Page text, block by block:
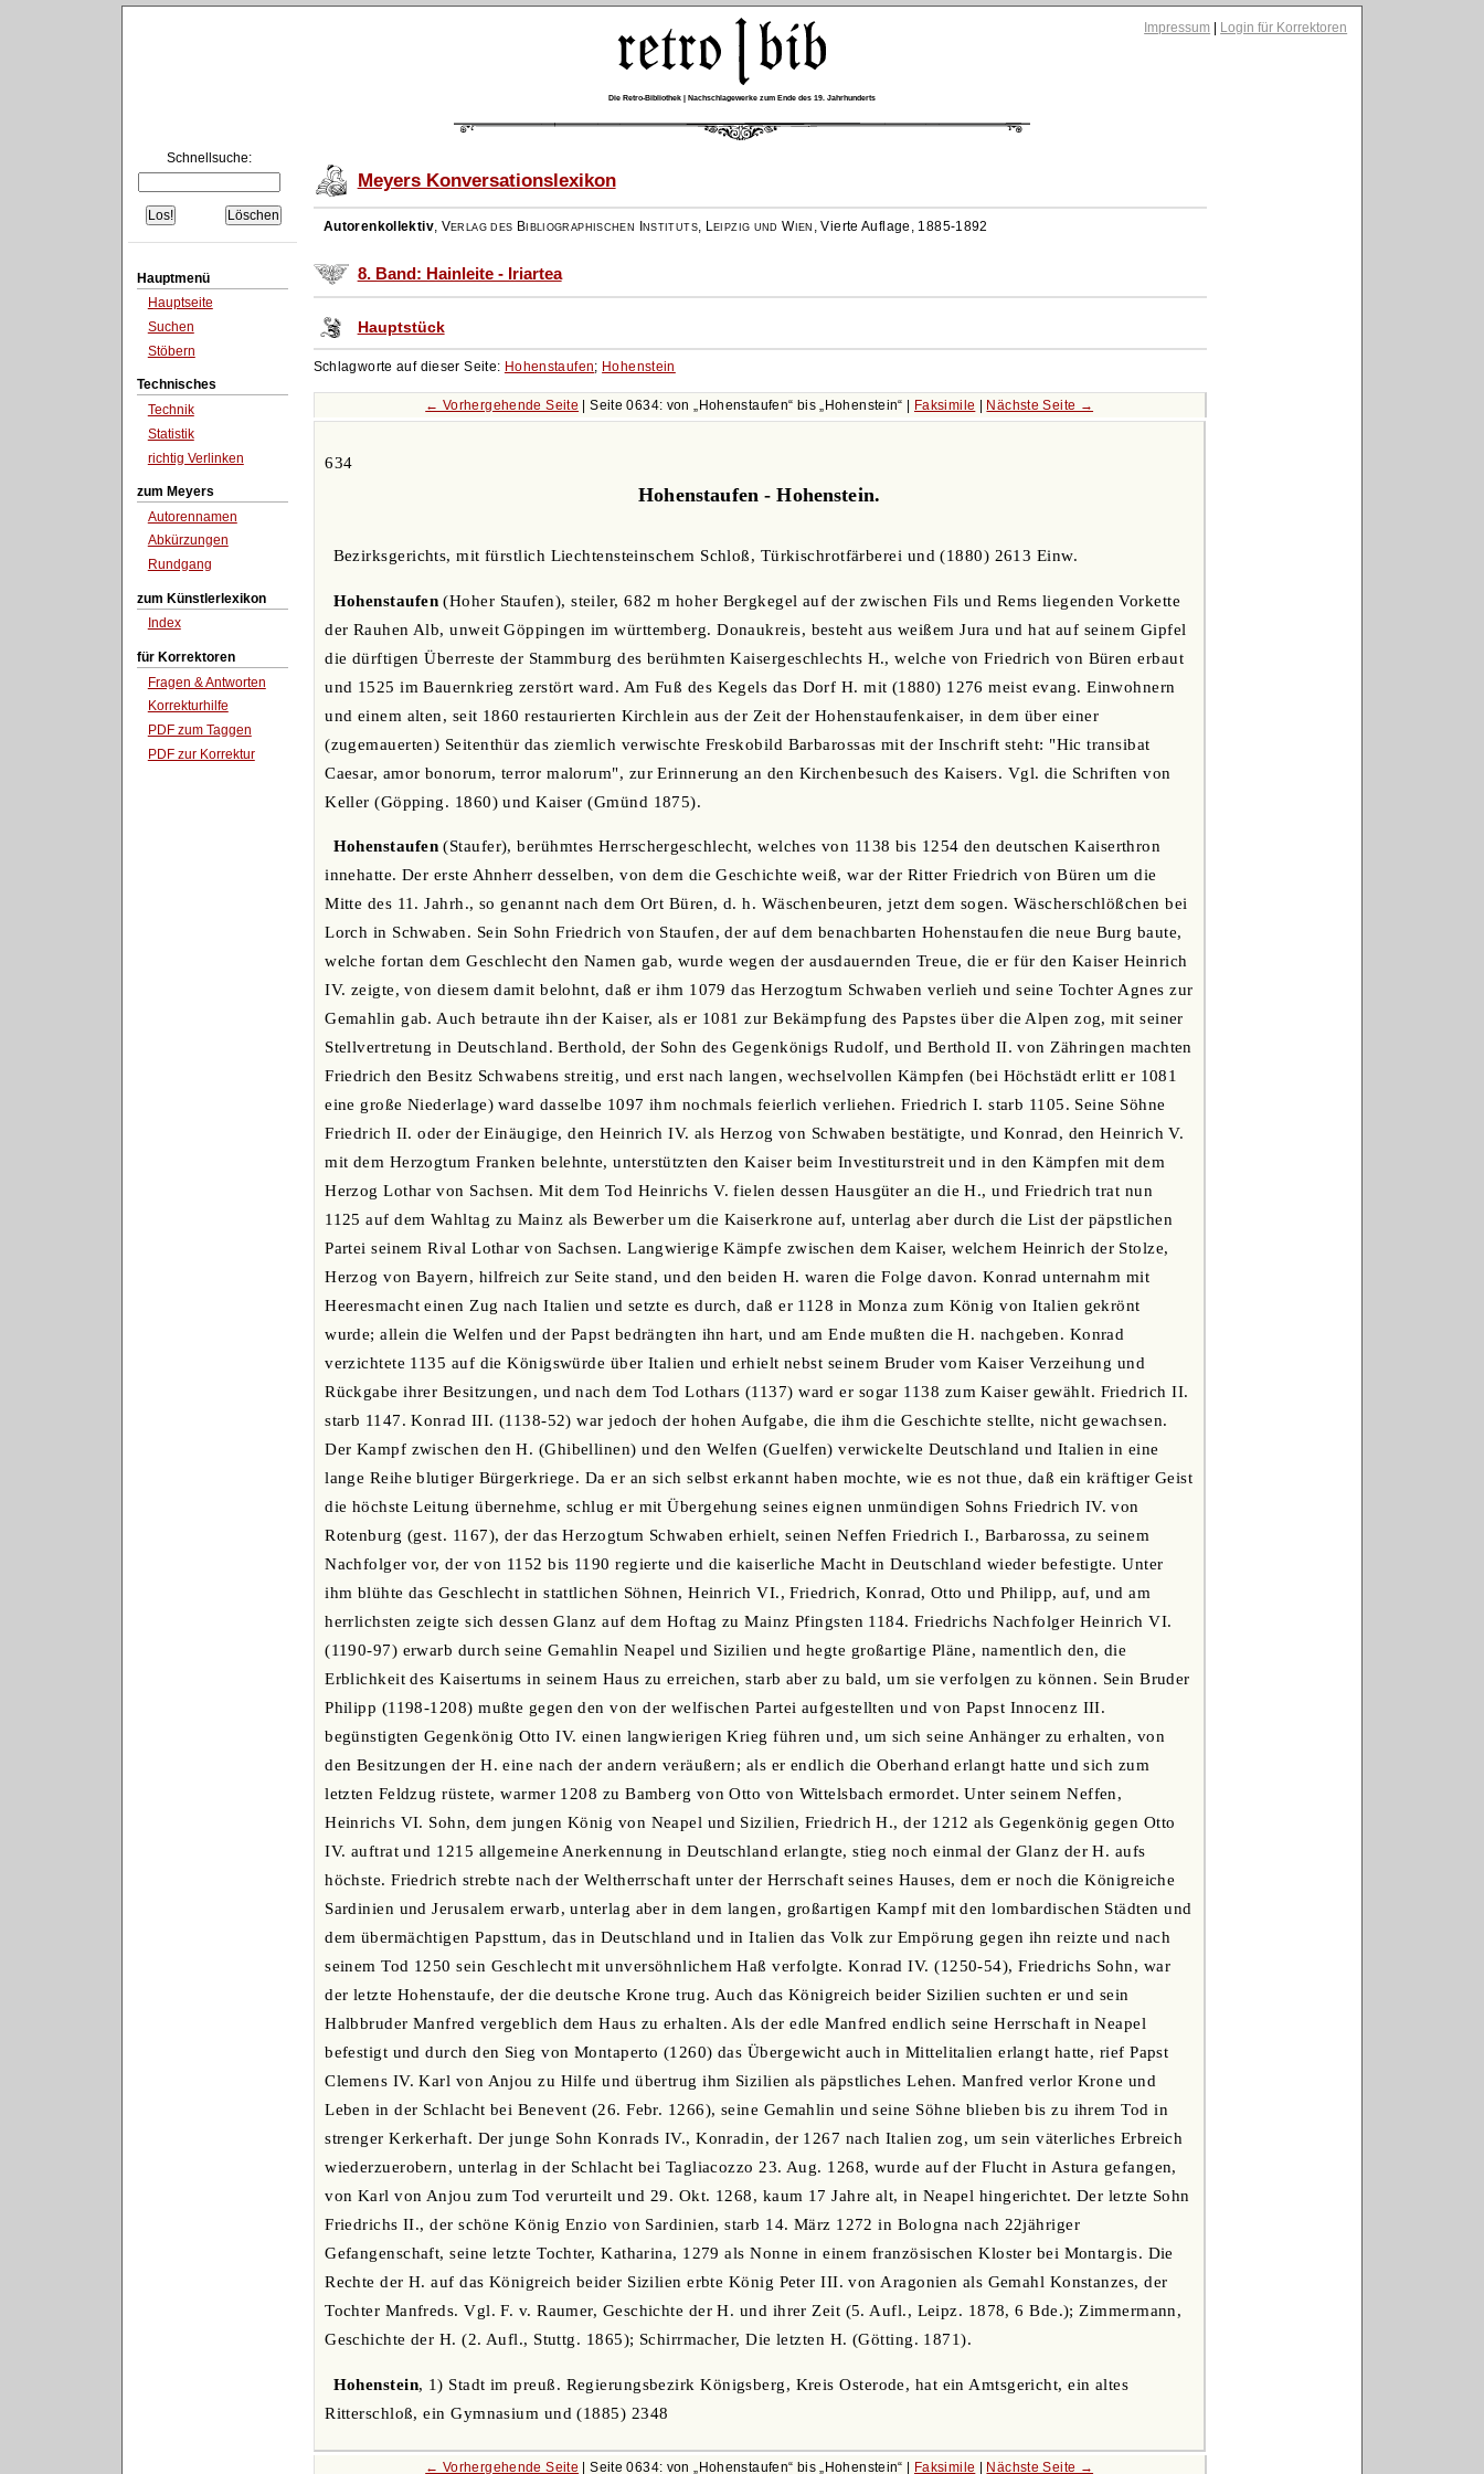
Impressum Login für Korrektoren
Die Retro-Bibliothek | Nachschlagewerke zum Ende des 19. Jahrhunderts
Schnellsuche:
Hauptmenü
Hauptseite
Suchen
Stöbern
Technisches
Technik
Statistik
richtig Verlinken
zum Meyers
Autorennamen
Abkürzungen
Rundgang
zum Künstlerlexikon
Index
für Korrektoren
Fragen & Antworten
Korrekturhilfe
PDF zum Taggen
PDF zur Korrektur
Meyers Konversationslexikon
Autorenkollektiv, Verlag des Bibliographischen Instituts, Leipzig und Wien ,Vierte Auflage, 1885-1892
8. Band: Hainleite - Iriartea
Hauptstück
Schlagworte auf dieser Seite: Hohenstaufen; Hohenstein
← Vorhergehende Seite | Seite 0634: von Hohenstaufen bis Hohenstein Faksimile Nächste Seite →
634
Hohenstaufen - Hohenstein.
Bezirksgerichts, mit fürstlich Liechtensteinschem Schloß, Türkischrotfärberei und (1880) 2613 Einw.
Hohenstaufen(Hoher Staufen), steiler, 682 m hoher Bergkegel auf der zwischen Fils und Rems liegenden Vorkette
der Rauhen Alb, unweit Göppingen im württemberg. Donaukreis, besteht aus weißem Jura und hat auf seinem Gipfel
die dürftigen Überreste der Stammburg des berühmten Kaisergeschlechts H., welche von Friedrich von Büren erbaut
und 1525 im Bauernkrieg zerstört ward. Am Fuß des Kegels das Dorf H. mit (1880) 1276 meist evang. Einwohnern
und einem alten, seit 1860 restaurierten Kirchlein aus der Zeit der Hohenstaufenkaiser, in dem über einer
(zugemauerten) Seitenthür das ziemlich verwischte Freskobild Barbarossas mit der Inschrift steht: "Hic transibat
Caesar, amor bonorum, terror malorum", zur Erinnerung an den Kirchenbesuch des Kaisers. Vgl. die Schriften von
Keller (Göpping. 1860) und Kaiser (Gmünd 1875).
Hohenstaufen(Staufer), berühmtes Herrschergeschlecht, welches von 1138 bis 1254 den deutschen Kaiserthron
innehatte. Der erste Ahnherr desselben, von dem die Geschichte weiß, war der Ritter Friedrich von Büren um die
Mitte des 11. Jahrh., so genannt nach dem Ort Büren, d. h. Wäschenbeuren, jetzt dem sogen. Wäscherschlößchen bei
Lorch in Schwaben. Sein Sohn Friedrich von Staufen, der auf dem benachbarten Hohenstaufen die neue Burg baute,
welche fortan dem Geschlecht den Namen gab, wurde wegen der ausdauernden Treue, die er für den Kaiser Heinrich
IV. zeigte, von diesem damit belohnt, daß er ihm 1079 das Herzogtum Schwaben verlieh und seine Tochter Agnes zur
Gemahlin gab. Auch betraute ihn der Kaiser, als er 1081 zur Bekämpfung des Papstes über die Alpen zog, mit seiner
Stellvertretung in Deutschland. Berthold, der Sohn des Gegenkönigs Rudolf, und Berthold II. von Zähringen machten
Friedrich den Besitz Schwabens streitig, und erst nach langen, wechselvollen Kämpfen (bei Höchstädt erlitt er 1081
eine große Niederlage) ward dasselbe 1097 ihm nochmals feierlich verliehen. Friedrich I. starb 1105. Seine Söhne
Friedrich II. oder der Einäugige, den Heinrich IV. als Herzog von Schwaben bestätigte, und Konrad, den Heinrich V.
mit dem Herzogtum Franken belehnte, unterstützten den Kaiser beim Investiturstreit und in den Kämpfen mit dem
Herzog Lothar von Sachsen. Mit dem Tod Heinrichs V. fielen dessen Hausgüter an die H., und Friedrich trat nun
1125 auf dem Wahltag zu Mainz als Bewerber um die Kaiserkrone auf, unterlag aber durch die List der päpstlichen
Partei seinem Rival Lothar von Sachsen. Langwierige Kämpfe zwischen dem Kaiser, welchem Heinrich der Stolze,
Herzog von Bayern, hilfreich zur Seite stand, und den beiden H. waren die Folge davon. Konrad unternahm mit
Heeresmacht einen Zug nach Italien und setzte es durch, daß er 1128 in Monza zum König von Italien gekrönt
wurde; allein die Welfen und der Papst bedrängten ihn hart, und am Ende mußten die H. nachgeben. Konrad
verzichtete 1135 auf die Königswürde über Italien und erhielt nebst seinem Bruder vom Kaiser Verzeihung und
Rückgabe ihrer Besitzungen, und nach dem Tod Lothars (1137) ward er sogar 1138 zum Kaiser gewählt. Friedrich II.
starb 1147. Konrad III. (1138-52) war jedoch der hohen Aufgabe, die ihm die Geschichte stellte, nicht gewachsen.
Der Kampf zwischen den H. (Ghibellinen) und den Welfen (Guelfen) verwickelte Deutschland und Italien in eine
lange Reihe blutiger Bürgerkriege. Da er an sich selbst erkannt haben mochte, wie es not thue, daß ein kräftiger Geist
die höchste Leitung übernehme, schlug er mit Übergehung seines eignen unmündigen Sohns Friedrich IV. von
Rotenburg (gest. 1167), der das Herzogtum Schwaben erhielt, seinen Neffen Friedrich I., Barbarossa, zu seinem
Nachfolger vor, der von 1152 bis 1190 regierte und die kaiserliche Macht in Deutschland wieder befestigte. Unter
ihm blühte das Geschlecht in stattlichen Söhnen, Heinrich VI., Friedrich, Konrad, Otto und Philipp, auf, und am
herrlichsten zeigte sich dessen Glanz auf dem Hoftag zu Mainz Pfingsten 1184. Friedrichs Nachfolger Heinrich VI.
(1190-97) erwarb durch seine Gemahlin Neapel und Sizilien und hegte großartige Pläne, namentlich den, die
Erblichkeit des Kaisertums in seinem Haus zu erreichen, starb aber zu bald, um sie verfolgen zu können. Sein Bruder
Philipp (1198-1208) mußte gegen den von der welfischen Partei aufgestellten und von Papst Innocenz III.
begünstigten Gegenkönig Otto IV. einen langwierigen Krieg führen und, um sich seine Anhänger zu erhalten, von
den Besitzungen der H. eine nach der andern veräußern; als er endlich die Oberhand erlangt hatte und sich zum
letzten Feldzug rüstete, warmer 1208 zu Bamberg von Otto von Wittelsbach ermordet. Unter seinem Neffen,
Heinrichs VI. Sohn, dem jungen König von Neapel und Sizilien, Friedrich H., der 1212 als Gegenkönig gegen Otto
IV. auftrat und 1215 allgemeine Anerkennung in Deutschland erlangte, stieg noch einmal der Glanz der H. aufs
höchste. Friedrich strebte nach der Weltherrschaft unter der Herrschaft seines Hauses, dem er noch die Königreiche
Sardinien und Jerusalem erwarb, unterlag aber in dem langen, großartigen Kampf mit den lombardischen Städten und
dem übermächtigen Papsttum, das in Deutschland und in Italien das Volk zur Empörung gegen ihn reizte und nach
seinem Tod 1250 sein Geschlecht mit unversöhnlichem Haß verfolgte. Konrad IV. (1250-54), Friedrichs Sohn, war
der letzte Hohenstaufe, der die deutsche Krone trug. Auch das Königreich beider Sizilien suchten er und sein
Halbbruder Manfred vergeblich dem Haus zu erhalten. Als der edle Manfred endlich seine Herrschaft in Neapel
befestigt und durch den Sieg von Montaperto (1260) das Übergewicht auch in Mittelitalien erlangt hatte, rief Papst
Clemens IV. Karl von Anjou zu Hilfe und übertrug ihm Sizilien als päpstliches Lehen. Manfred verlor Krone und
Leben in der Schlacht bei Benevent (26. Febr. 1266), seine Gemahlin und seine Söhne blieben bis zu ihrem Tod in
strenger Kerkerhaft. Der junge Sohn Konrads IV., Konradin, der 1267 nach Italien zog, um sein väterliches Erbreich
wiederzuerobern, unterlag in der Schlacht bei Tagliacozzo 23. Aug. 1268, wurde auf der Flucht in Astura gefangen,
von Karl von Anjou zum Tod verurteilt und 29. Okt. 1268, kaum 17 Jahre alt, in Neapel hingerichtet. Der letzte Sohn
Friedrichs II., der schöne König Enzio von Sardinien, starb 14. März 1272 in Bologna nach 22jähriger
Gefangenschaft, seine letzte Tochter, Katharina, 1279 als Nonne in einem französischen Kloster bei Montargis. Die
Rechte der H. auf das Königreich beider Sizilien erbte König Peter III. von Aragonien als Gemahl Konstanzes, der
Tochter Manfreds. Vgl. F. v. Raumer, Geschichte der H. und ihrer Zeit (5. Aufl., Leipz. 1878, 6 Bde.); Zimmermann,
Geschichte der H. (2. Aufl., Stuttg. 1865); Schirrmacher, Die letzten H. (Götting. 1871).
Hohenstein, 1) Stadt im preuß. Regierungsbezirk Königsberg, Kreis Osterode, hat ein Amtsgericht, ein altes
Ritterschloß, ein Gymnasium und (1885) 2348
← Vorhergehende Seite | Seite 0634: von Hohenstaufen bis Hohenstein Faksimile Nächste Seite →